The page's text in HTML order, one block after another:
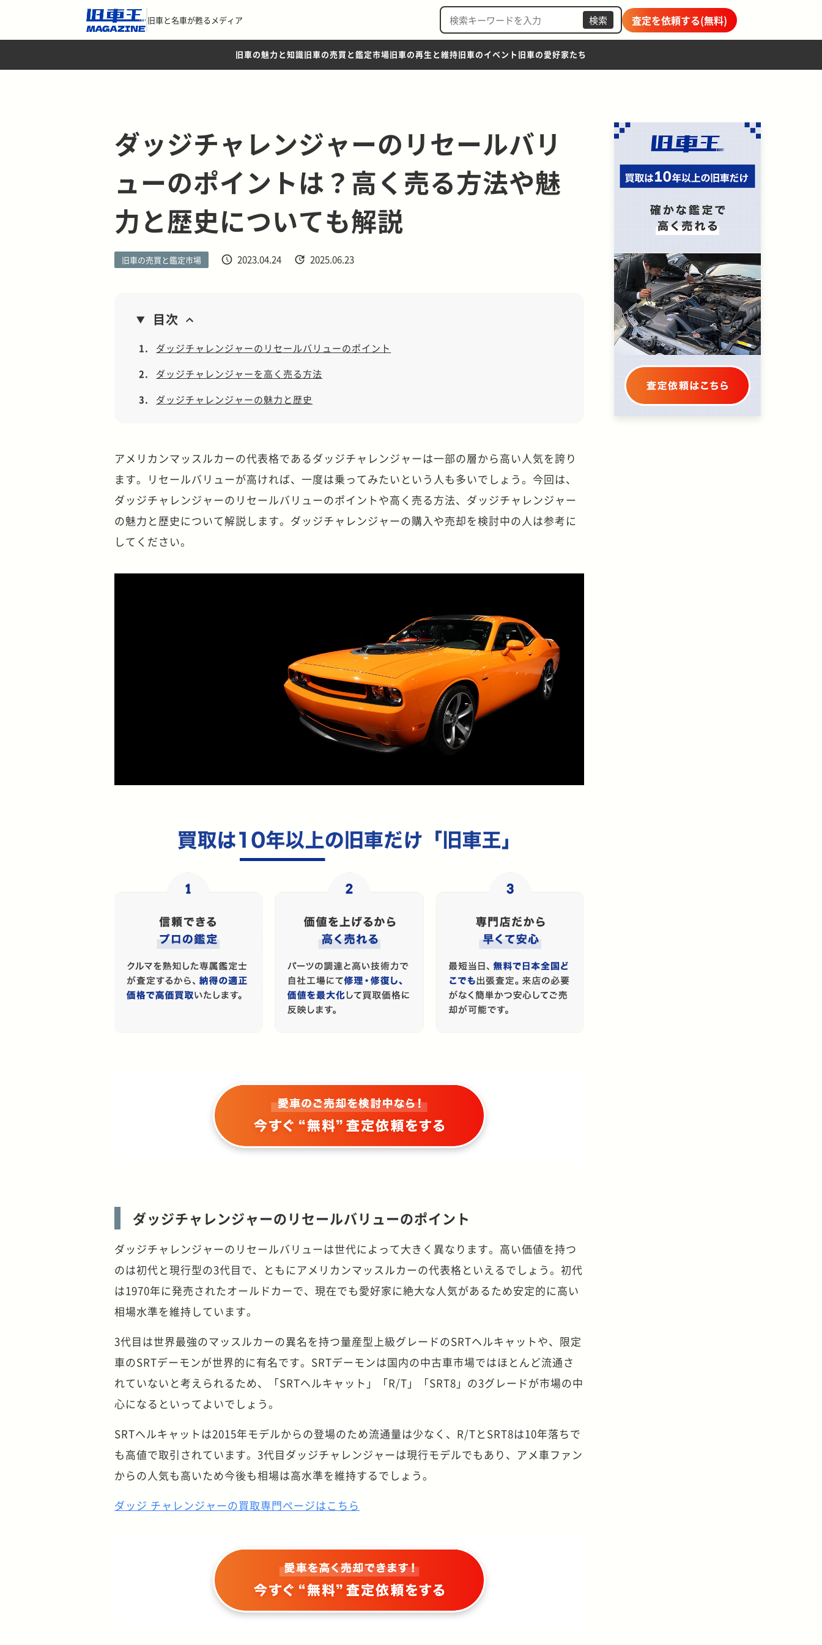
旧車と名車が甦るメディア 検索 査定を依頼する(無料)
旧車の魅力と知識旧車の売買と鑑定市場旧車の再生と維持旧車のイベント 旧車の愛好家たち
ダッジチャレンジャーのリセールバリ
ューのポイントは？高く売る方法や魅
力と歴史についても解説
旧車の売買と鑑定市場 2023.04.24 2025.06.23
目次
1.
ダッジチャレンジャーのリセールバリューのポイント
2.
ダッジチャレンジャーを高く売る方法
3.
ダッジチャレンジャーの魅力と歴史
アメリカンマッスルカーの代表格であるダッジチャレンジャーは一部の層から高い人気を誇り
ます。リセールバリューが高ければ、一度は乗ってみたいという人も多いでしょう。今回は、
ダッジチャレンジャーのリセールバリューのポイントや高く売る方法、ダッジチャレンジャー
の魅力と歴史について解説します。ダッジチャレンジャーの購入や売却を検討中の人は参考に
してください。
ダッジチャレンジャーのリセールバリューのポイント
ダッジチャレンジャーのリセールバリューは世代によって大きく異なります。高い価値を持つ
のは初代と現行型の3代目で、ともにアメリカンマッスルカーの代表格といえるでしょう。初代
は1970年に発売されたオールドカーで、現在でも愛好家に絶大な人気があるため安定的に高い
相場水準を維持しています。
3代目は世界最強のマッスルカーの異名を持つ量産型上級グレードのSRTヘルキャットや、限定
車のSRTデーモンが世界的に有名です。SRTデーモンは国内の中古車市場ではほとんど流通さ
れていないと考えられるため、「SRTヘルキャット」「R/T」「SRT8」の3グレードが市場の中
心になるといってよいでしょう。
SRTヘルキャットは2015年モデルからの登場のため流通量は少なく、R/TとSRT8は10年落ちで
も高値で取引されています。3代目ダッジチャレンジャーは現行モデルでもあり、アメ車ファン
からの人気も高いため今後も相場は高水準を維持するでしょう。
ダッジ チャレンジャーの買取専門ページはこちら